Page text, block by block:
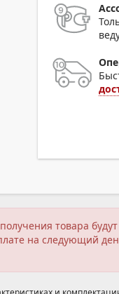
товара
на следующий